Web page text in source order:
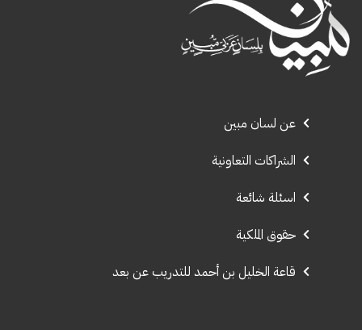
عن لسان مبين
الشراكات التعاونية
اسئلة شائعة
حقوق الملكية
قاعة الخليل بن أحمد للتدريب عن بعد